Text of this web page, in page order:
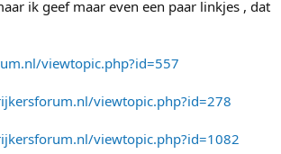
ik geef maar even een paar linkjes , dat
viewtopic.php?id=557
viewtopic.php?id=278
viewtopic.php?id=1082